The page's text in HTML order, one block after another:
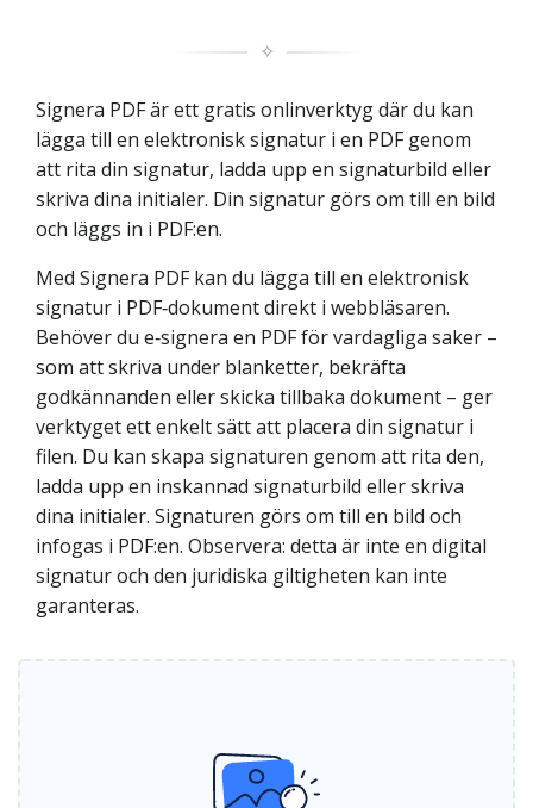
✧
Signera PDF är ett gratis onlinverktyg där du kan
lägga till en elektronisk signatur i en PDF genom
att rita din signatur, ladda upp en signaturbild eller
skriva dina initialer. Din signatur görs om till en bild
och läggs in i PDF:en.
Med Signera PDF kan du lägga till en elektronisk
signatur i PDF‑dokument direkt i webbläsaren.
Behöver du e‑signera en PDF för vardagliga saker –
som att skriva under blanketter, bekräfta
godkännanden eller skicka tillbaka dokument – ger
verktyget ett enkelt sätt att placera din signatur i
filen. Du kan skapa signaturen genom att rita den,
ladda upp en inskannad signaturbild eller skriva
dina initialer. Signaturen görs om till en bild och
infogas i PDF:en. Observera: detta är inte en digital
signatur och den juridiska giltigheten kan inte
garanteras.